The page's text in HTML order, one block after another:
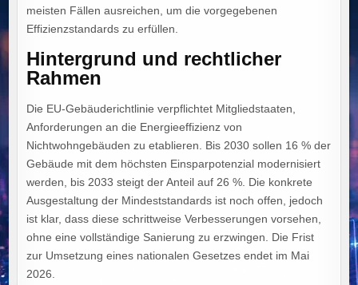
meisten Fällen ausreichen, um die vorgegebenen
Effizienzstandards zu erfüllen.
Hintergrund und rechtlicher
Rahmen
Die EU-Gebäuderichtlinie verpflichtet Mitgliedstaaten,
Anforderungen an die Energieeffizienz von
Nichtwohngebäuden zu etablieren. Bis 2030 sollen 16 % der
Gebäude mit dem höchsten Einsparpotenzial modernisiert
werden, bis 2033 steigt der Anteil auf 26 %. Die konkrete
Ausgestaltung der Mindeststandards ist noch offen, jedoch
ist klar, dass diese schrittweise Verbesserungen vorsehen,
ohne eine vollständige Sanierung zu erzwingen. Die Frist
zur Umsetzung eines nationalen Gesetzes endet im Mai
2026.